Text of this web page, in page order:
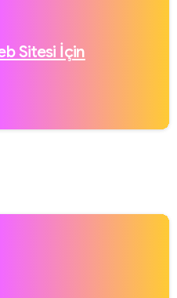
Sitesi İçin